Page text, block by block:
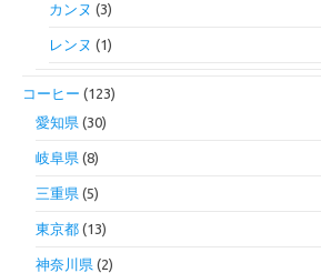
カンヌ (3)
レンヌ (1)
コーヒー (123)
愛知県 (30)
岐阜県 (8)
三重県 (5)
東京都 (13)
神奈川県 (2)